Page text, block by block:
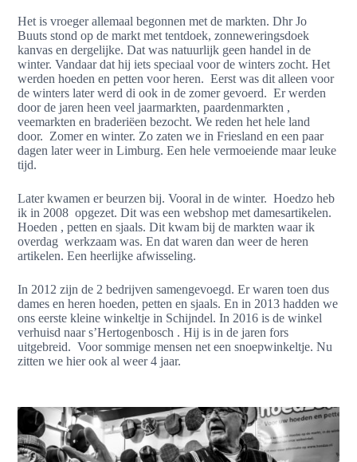
Het is vroeger allemaal begonnen met de markten. Dhr Jo
Buuts stond op de markt met tentdoek, zonneweringsdoek
kanvas en dergelijke. Dat was natuurlijk geen handel in de
winter. Vandaar dat hij iets speciaal voor de winters zocht. Het
werden hoeden en petten voor heren. Eerst was dit alleen voor
de winters later werd di ook in de zomer gevoerd. Er werden
door de jaren heen veel jaarmarkten, paardenmarkten ,
veemarkten en braderiëen bezocht. We reden het hele land
door. Zomer en winter. Zo zaten we in Friesland en een paar
dagen later weer in Limburg. Een hele vermoeiende maar leuke
tijd.
Later kwamen er beurzen bij. Vooral in de winter. Hoedzo heb
ik in 2008 opgezet. Dit was een webshop met damesartikelen.
Hoeden , petten en sjaals. Dit kwam bij de markten waar ik
overdag werkzaam was. En dat waren dan weer de heren
artikelen. Een heerlijke afwisseling.
In 2012 zijn de 2 bedrijven samengevoegd. Er waren toen dus
dames en heren hoeden, petten en sjaals. En in 2013 hadden we
ons eerste kleine winkeltje in Schijndel. In 2016 is de winkel
verhuisd naar s’Hertogenbosch . Hij is in de jaren fors
uitgebreid. Voor sommige mensen net een snoepwinkeltje. Nu
zitten we hier ook al weer 4 jaar.